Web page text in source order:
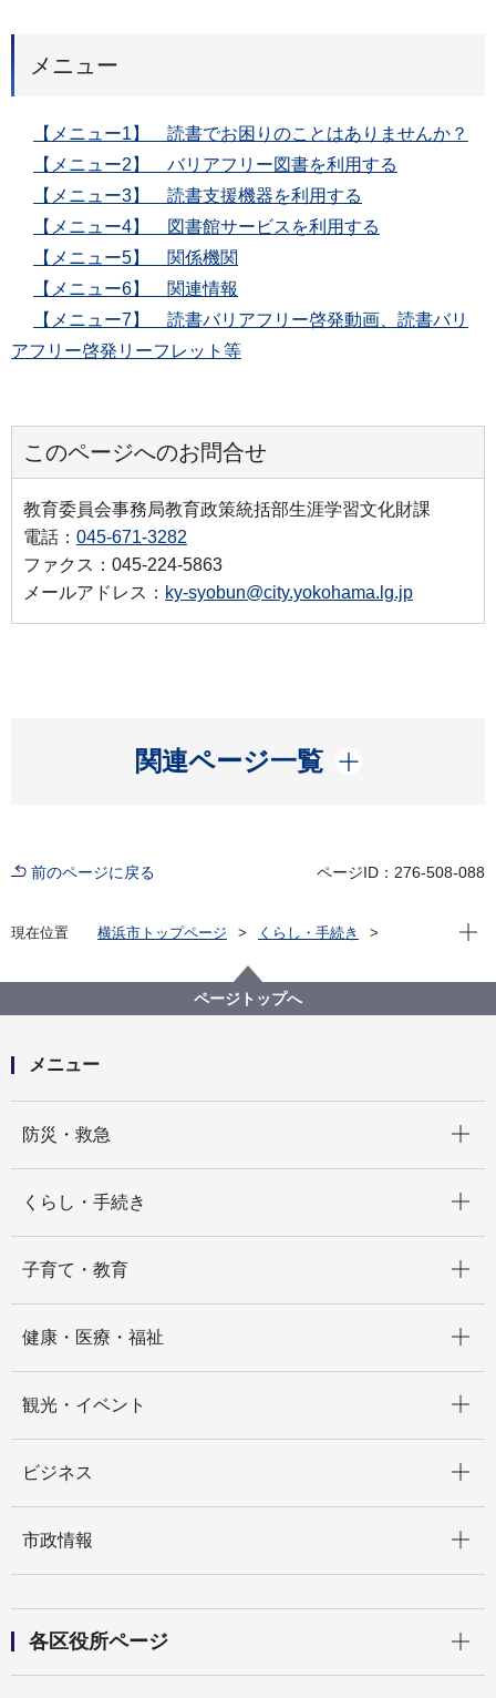
メニュー
【メニュー1】 読書でお困りのことはありませんか？
【メニュー2】 バリアフリー図書を利用する
【メニュー3】 読書支援機器を利用する
【メニュー4】 図書館サービスを利用する
【メニュー5】 関係機関
【メニュー6】 関連情報
【メニュー7】 読書バリアフリー啓発動画、読書バリ
アフリー啓発リーフレット等
このページへのお問合せ
教育委員会事務局教育政策統括部生涯学習文化財課
電話： 045-671-3282
ファクス：045-224-5863
メールアドレス： ky-syobun@city.yokohama.lg.jp
関連ページ一覧
開く
前のページに戻る ページID：276-508-088
現在位置 横浜市トップページ
くらし・手続き
横浜市民の読書活動推進
【メニュー4】図書館サービスを利用する
現在
ページトップへ
メニュー
防災・救急
くらし・手続き
子育て・教育
健康・医療・福祉
観光・イベント
ビジネス
市政情報
各区役所ページ